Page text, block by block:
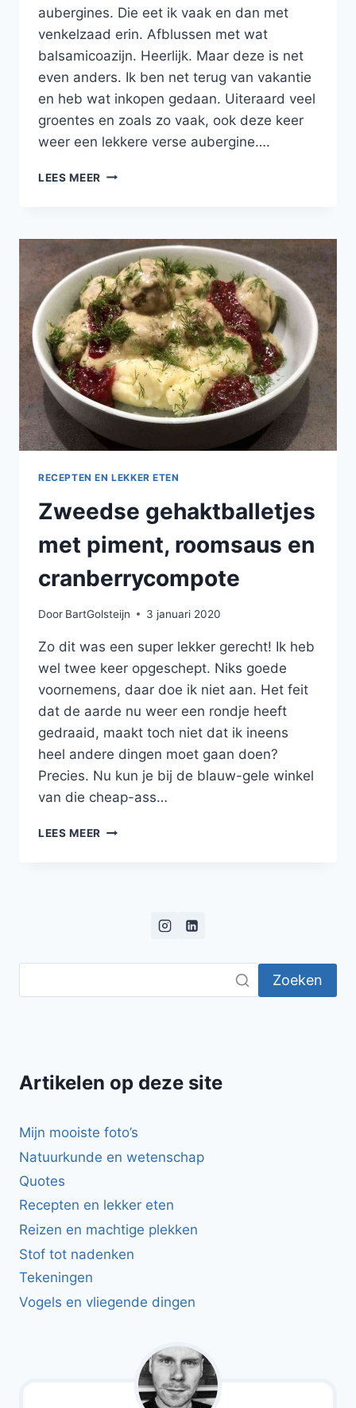
aubergines. Die eet ik vaak en dan met
venkelzaad erin. Afblussen met wat
balsamicoazijn. Heerlijk. Maar deze is net
even anders. Ik ben net terug van vakantie
en heb wat inkopen gedaan. Uiteraard veel
groentes en zoals zo vaak, ook deze keer
weer een lekkere verse aubergine….
LEES MEER LEKKERE
VAN
KIP,
AUBERGINE
EN
TOMAAT
RECEPTEN EN LEKKER ETEN
Zweedse gehaktballetjes
met piment, roomsaus en
cranberrycompote
Door BartGolsteijn 3 januari 2020
Zo dit was een super lekker gerecht! Ik heb
wel twee keer opgeschept. Niks goede
voornemens, daar doe ik niet aan. Het feit
dat de aarde nu weer een rondje heeft
gedraaid, maakt toch niet dat ik ineens
heel andere dingen moet gaan doen?
Precies. Nu kun je bij de blauw-gele winkel
van die cheap-ass…
LEES MEER ZWEEDSE
CRANBERRYCOMPOTE
Zoeken
Artikelen op deze site
Mijn mooiste foto’s
Natuurkunde en wetenschap
Quotes
Recepten en lekker eten
Reizen en machtige plekken
Stof tot nadenken
Tekeningen
Vogels en vliegende dingen